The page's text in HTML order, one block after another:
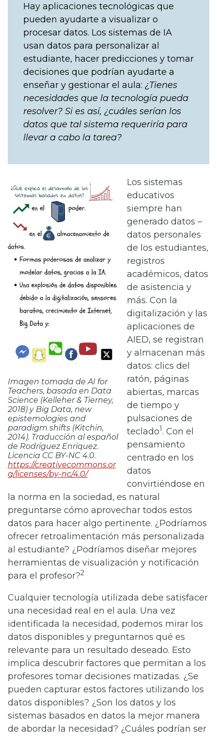
Hay aplicaciones tecnológicas que
pueden ayudarte a visualizar o
procesar datos. Los sistemas de IA
usan datos para personalizar al
estudiante, hacer predicciones y tomar
decisiones que podrían ayudarte a
enseñar y gestionar el aula: ¿Tienes
necesidades que la tecnología pueda
resolver? Si es así, ¿cuáles serían los
datos que tal sistema requeriría para
llevar a cabo la tarea?
Imagen tomada de AI for
Teachers, basada en Data
Science (Kelleher & Tierney,
2018) y Big Data, new
epistemologies and
paradigm shifts (Kitchin,
2014). Traducción al español
de Rodríguez Enríquez.
Licencia CC BY-NC 4.0.
https://creativecommons.or
g/licenses/by-nc/4.0/
Los sistemas
educativos
siempre han
generado datos –
datos personales
de los estudiantes,
registros
académicos, datos
de asistencia y
más. Con la
digitalización y las
aplicaciones de
AIED, se registran
y almacenan más
datos: clics del
ratón, páginas
abiertas, marcas
de tiempo y
pulsaciones de
teclado1. Con el
pensamiento
centrado en los
datos
convirtiéndose en
la norma en la sociedad, es natural
preguntarse cómo aprovechar todos estos
datos para hacer algo pertinente. ¿Podríamos
ofrecer retroalimentación más personalizada
al estudiante? ¿Podríamos diseñar mejores
herramientas de visualización y notificación
para el profesor?2
Cualquier tecnología utilizada debe satisfacer
una necesidad real en el aula. Una vez
identificada la necesidad, podemos mirar los
datos disponibles y preguntarnos qué es
relevante para un resultado deseado. Esto
implica descubrir factores que permitan a los
profesores tomar decisiones matizadas. ¿Se
pueden capturar estos factores utilizando los
datos disponibles? ¿Son los datos y los
sistemas basados en datos la mejor manera
de abordar la necesidad? ¿Cuáles podrían ser